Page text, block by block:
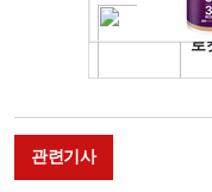
관련기사